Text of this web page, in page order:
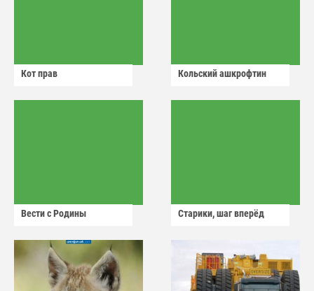
Кот прав Кольский ашкрофтин
Вести с Родины Старики, шаг вперёд